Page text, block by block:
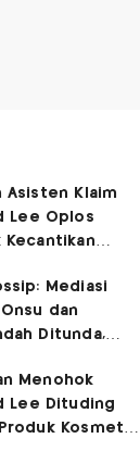
Asisten Klaim
Lee Oplos
Kecantikan
Mediasi
dan
Ditunda,
Menohok
Lee Dituding
Kosmetik